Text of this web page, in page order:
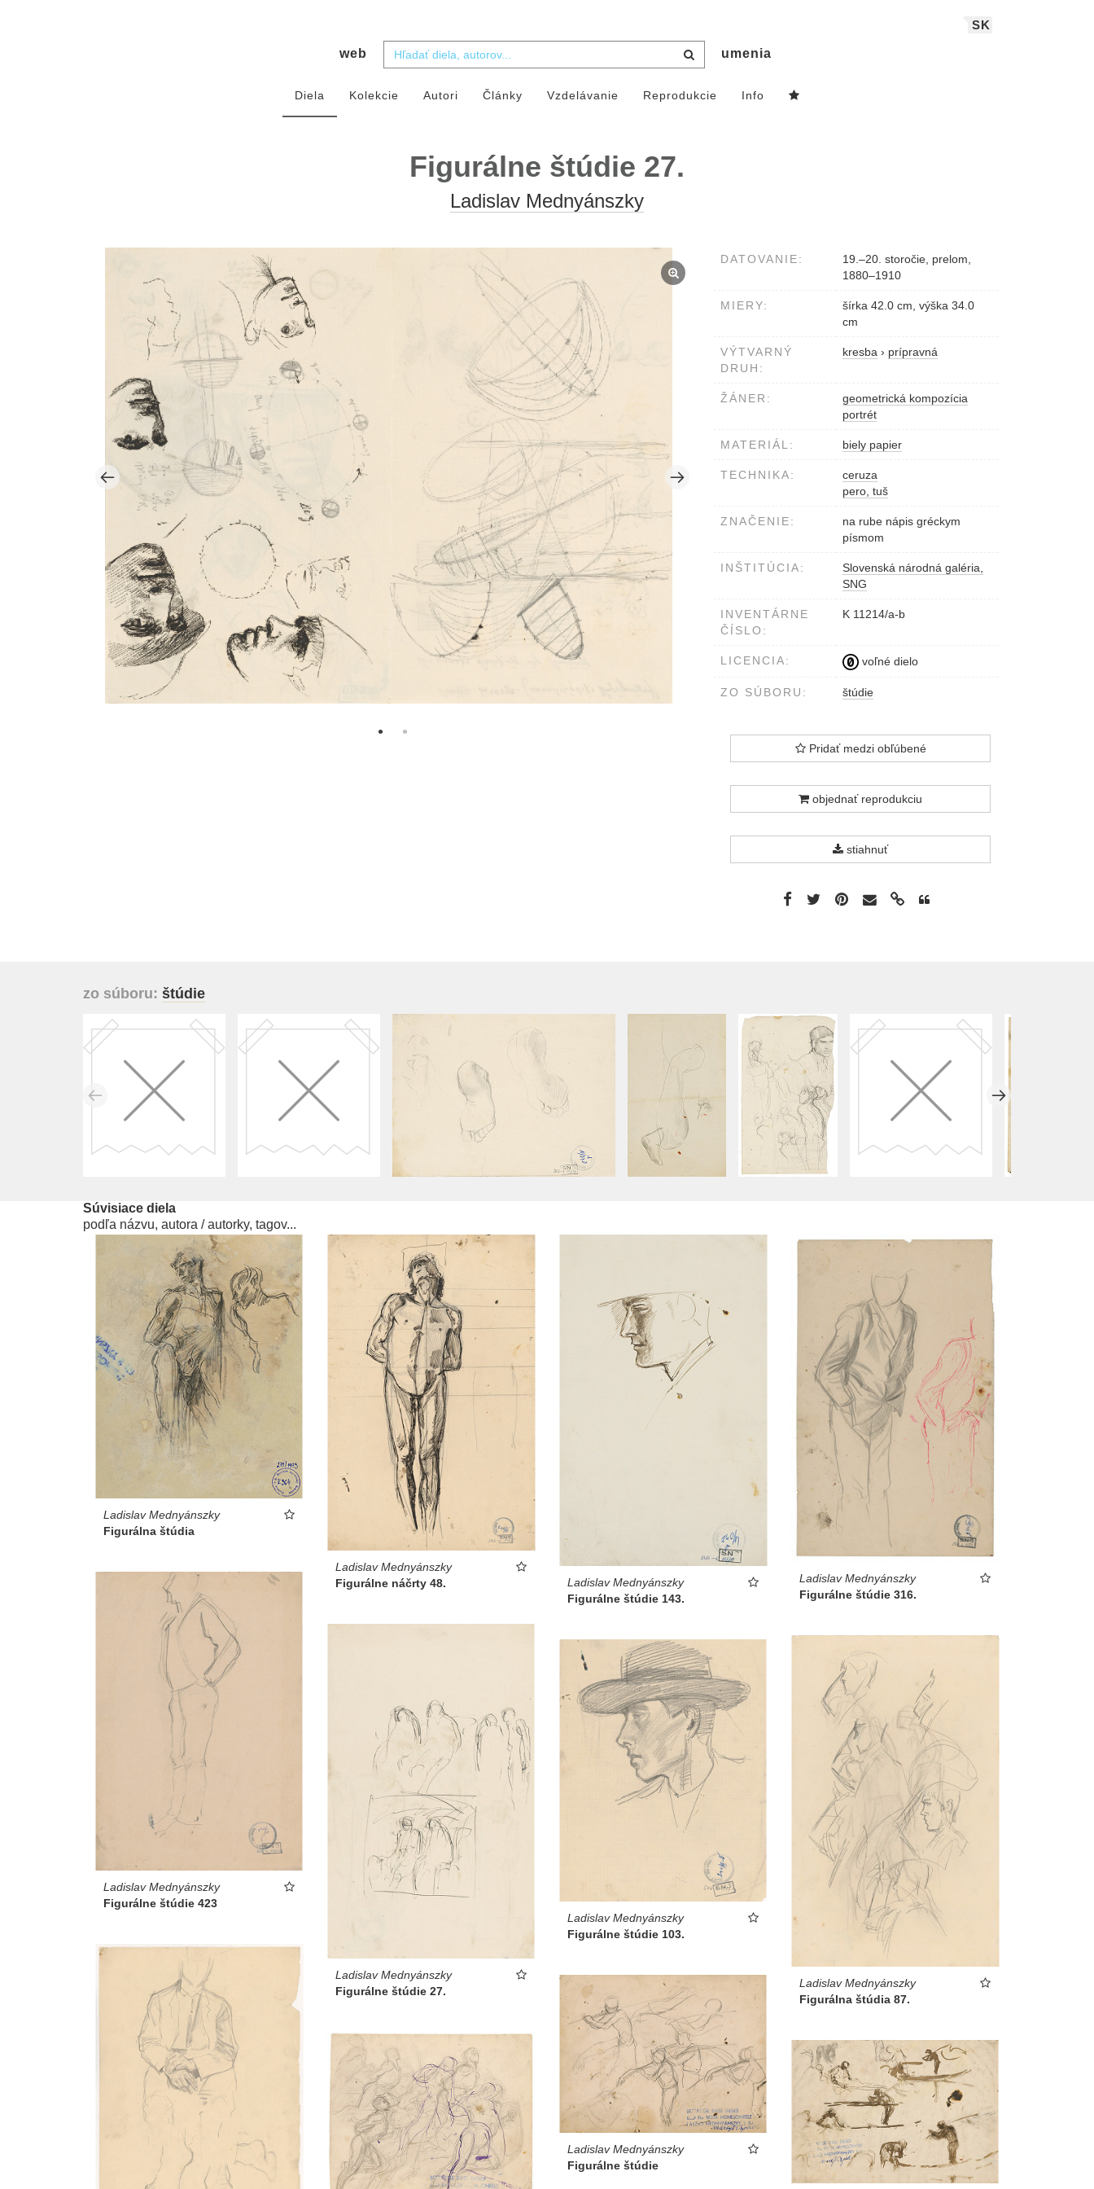
SK
web umenia
Diela Kolekcie Autori Články Vzdelávanie Reprodukcie Info
Figurálne štúdie 27.
Ladislav Mednyánszky
DATOVANIE:
19.–20. storočie, prelom,
1880–1910
MIERY:
šírka 42.0 cm, výška 34.0
cm
VÝTVARNÝ
DRUH:
kresba › prípravná
ŽÁNER:
geometrická kompozícia
portrét
MATERIÁL: biely papier
TECHNIKA:
ceruza
pero, tuš
ZNAČENIE:
na rube nápis gréckym
písmom
INŠTITÚCIA:
Slovenská národná galéria,
SNG
INVENTÁRNE
ČÍSLO:
K 11214/a-b
LICENCIA: voľné dielo
ZO SÚBORU: štúdie
Pridať medzi obľúbené
objednať reprodukciu
stiahnuť
zo súboru: štúdie
Súvisiace diela
podľa názvu, autora / autorky, tagov...
Ladislav Mednyánszky
Figurálna štúdia
Ladislav Mednyánszky
Figurálne náčrty 48.
Ladislav Mednyánszky
Figurálne štúdie 143.
Ladislav Mednyánszky
Figurálne štúdie 316.
Ladislav Mednyánszky
Figurálne štúdie 423
Ladislav Mednyánszky
Figurálne štúdie 27.
Ladislav Mednyánszky
Figurálna štúdia 87.
Ladislav Mednyánszky
Figurálne štúdie 103.
Ladislav Mednyánszky
Figurálne štúdie